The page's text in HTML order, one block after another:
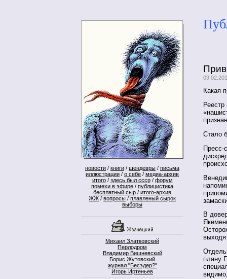
новости / книги / шендевры / письма
иллюстрации / о себе / медиа-архив
итого/ здесь был ссср/ форум
помехи в эфире / публицистика
бесплатный сыр / итого-архив
ЖЖ / вопросы / плавленый сырок
выборы
Михаил Златковский
Перлодром
Владимир Вишневский
Борис Жутовский
журнал "Бесэдер?"
Игорь Иртеньев
Какая
Стало
Пресс-
В
плану